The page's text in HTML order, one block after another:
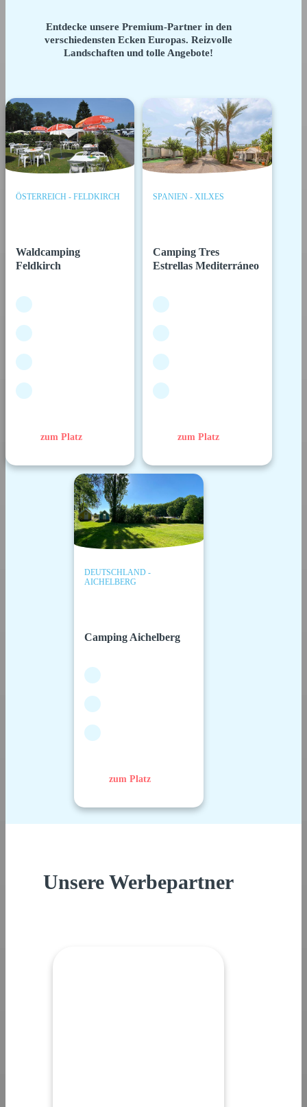
Entdecke unsere Premium-Partner in den
verschiedensten Ecken Europas. Reizvolle
Landschaften und tolle Angebote!
ÖSTERREICH - FELDKIRCH
Waldcamping
Feldkirch
zum Platz
SPANIEN - XILXES
Camping Tres
Estrellas Mediterráneo
zum Platz
DEUTSCHLAND -
AICHELBERG
Camping Aichelberg
zum Platz
Unsere Werbepartner